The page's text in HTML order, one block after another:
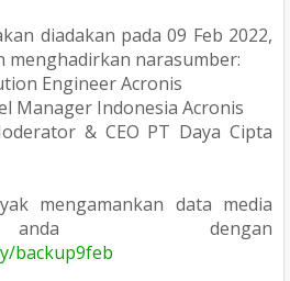
diadakan pada 09 Feb 2022,
menghadirkan narasumber:
Engineer Acronis
Manager Indonesia Acronis
& CEO PT Daya Cipta
mengamankan data media
dengan
backup9feb